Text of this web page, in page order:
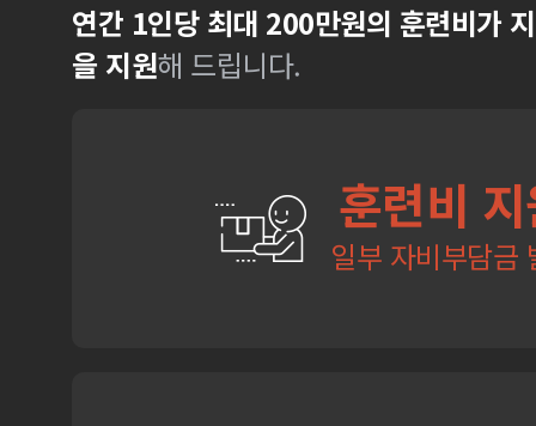
연간 1인당 최대 200만원의 훈련비가
을 지원해 드립니다.
훈련비
일부 자비부담금